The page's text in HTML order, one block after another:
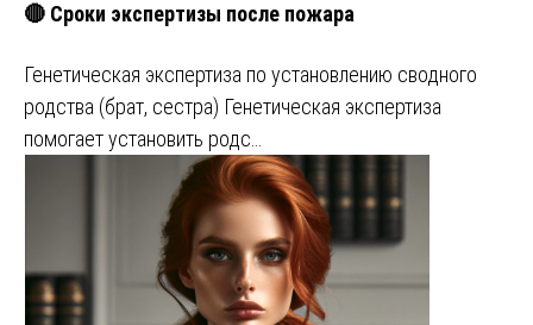
🔴 Сроки экспертизы после пожара
Генетическая экспертиза по установлению сводного
родства (брат, сестра) Генетическая экспертиза
помогает установить родс…